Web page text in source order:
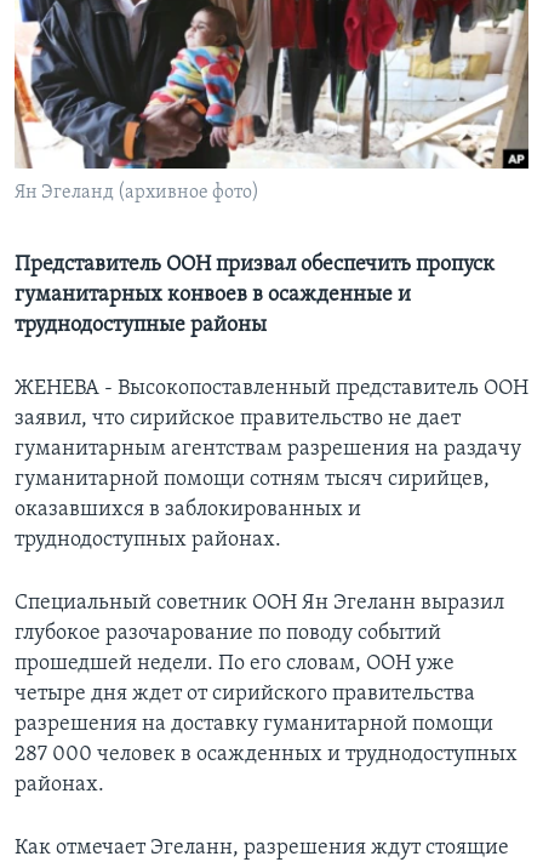
Learning English
СОЦИАЛЬНЫЕ СЕТИ
Ян Эгеланд (архивное фото)
Представитель ООН призвал обеспечить пропуск
гуманитарных конвоев в осажденные и
труднодоступные районы
ЖЕНЕВА - Высокопоставленный представитель ООН
заявил, что сирийское правительство не дает
гуманитарным агентствам разрешения на раздачу
гуманитарной помощи сотням тысяч сирийцев,
оказавшихся в заблокированных и
труднодоступных районах.
Специальный советник ООН Ян Эгеланн выразил
глубокое разочарование по поводу событий
прошедшей недели. По его словам, ООН уже
четыре дня ждет от сирийского правительства
разрешения на доставку гуманитарной помощи
287 000 человек в осажденных и труднодоступных
районах.
Как отмечает Эгеланн, разрешения ждут стоящие